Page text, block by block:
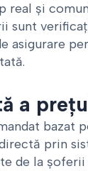
real și
sunt
asigurare
a
bazat
prin
de la șoferii